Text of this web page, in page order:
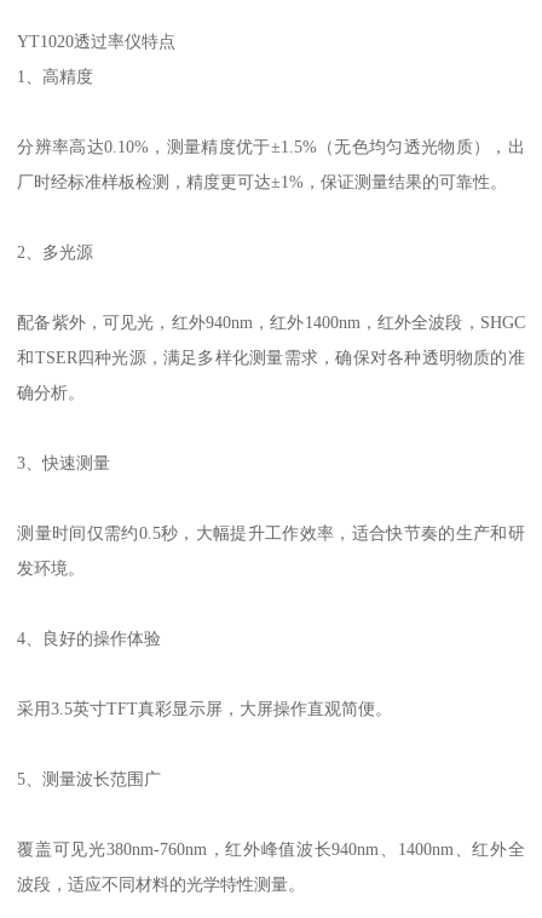
YT1020透过率仪特点
1
、高精度
分辨率高达0.10% ，测量精度优于±1.5%（无色均匀透光物质），出
厂时经标准样板检测，精度更可达±1% ，保证测量结果的可靠性。
2 、多光源
配备紫外，可见光，红外940nm ，红外1400nm ，红外全波段， SHGC
和TSER四种光源，满足多样化测量需求，确保对各种透明物质的准
确分析。
3 、快速测量
测量时间仅需约0.5秒，大幅提升工作效率，适合快节奏的生产和研
发环境。
4 、良好的操作体验
采用3.5英寸TFT真彩显示屏，大屏操作直观简便。
5 、测量波长范围广
覆盖可见光380nm-760nm ，红外峰值波长940nm 1400nm 、红外全
波段，适应不同材料的光学特性测量。